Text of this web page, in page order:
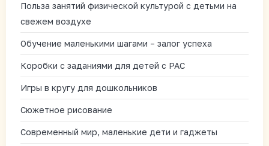
Польза занятий физической культурой с детьми на
свежем воздухе
Обучение маленькими шагами – залог успеха
Коробки с заданиями для детей с РАС
Игры в кругу для дошкольников
Сюжетное рисование
Современный мир, маленькие дети и гаджеты